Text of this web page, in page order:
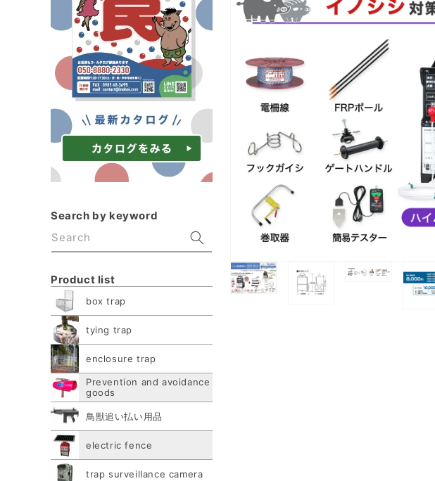
Search by keyword
Search
Product list
box trap
tying trap
enclosure trap
Prevention and avoidance
goods
鳥獣追い払い用品
electric fence
trap surveillance camera
Open
media